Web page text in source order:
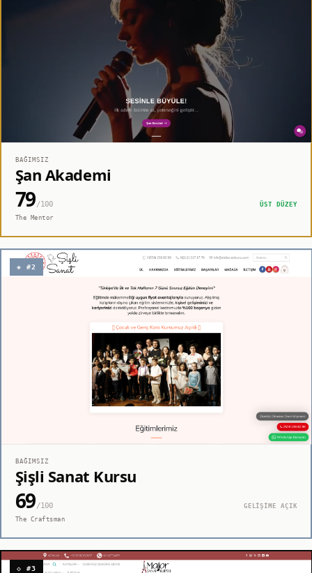
BAĞIMSIZ
Şan Akademi
79/100
ÜST DÜZEY
The Mentor
◈ #2
BAĞIMSIZ
Şişli Sanat Kursu
69/100
GELİŞİME AÇIK
The Craftsman
◇ #3